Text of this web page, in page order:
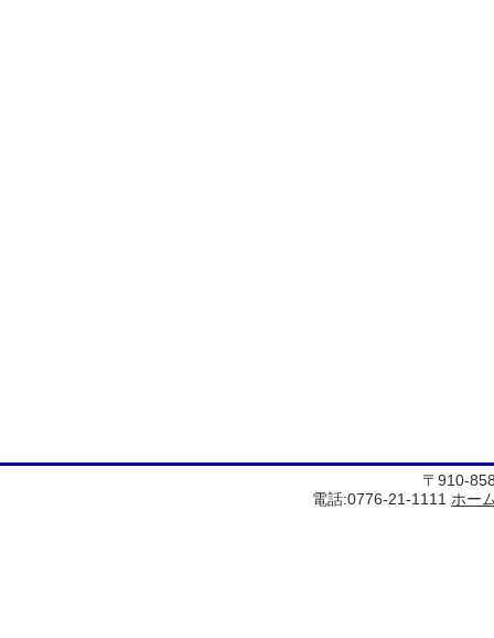
〒910-
電話:0776-21-1111 ホー